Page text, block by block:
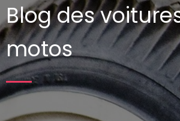
Blog des
motos